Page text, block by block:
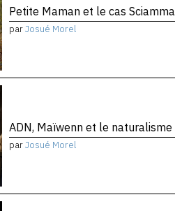
Petite Maman et le cas Sciamma
parJosué Morel
ADN, Maïwenn et le naturalisme
parJosué Morel